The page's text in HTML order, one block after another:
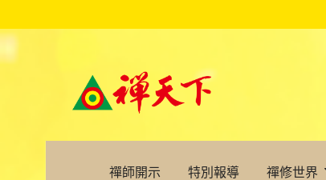
禪師開示 特別報導 禪修世界